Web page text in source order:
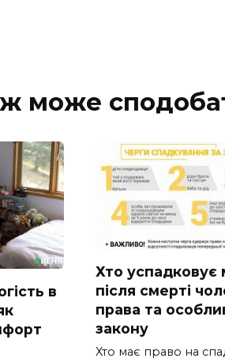
може
в
Хто успадковує
після смерті
права та
закону
Хто має право на